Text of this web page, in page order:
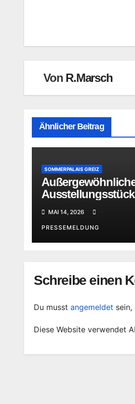
Von R.Marsch
Ähnlicher Beitrag
SOMMERPALAIS GREIZ
MAI 14, 2026
PRESSEMELDUNG
Schreibe einen
Du musst angemeldet sein,
Diese Website verwendet